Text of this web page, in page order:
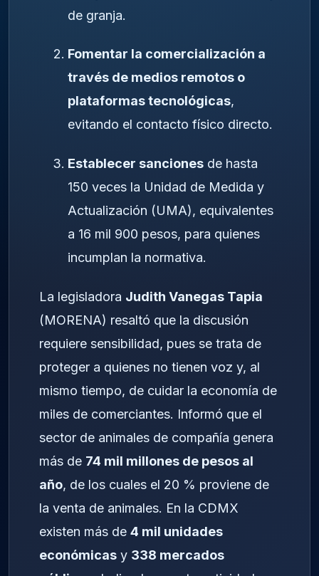
de granja.
Fomentar la comercialización a
través de medios remotos o
plataformas tecnológicas,
evitando el contacto físico directo.
Establecer sanciones de hasta
150 veces la Unidad de Medida y
Actualización (UMA), equivalentes
a 16 mil 900 pesos, para quienes
incumplan la normativa.
La legisladora Judith Vanegas Tapia
(MORENA) resaltó que la discusión
requiere sensibilidad, pues se trata de
proteger a quienes no tienen voz y, al
mismo tiempo, de cuidar la economía de
miles de comerciantes. Informó que el
sector de animales de compañía genera
más de 74 mil millones de pesos al
año, de los cuales el 20 % proviene de
la venta de animales. En la CDMX
existen más de 4 mil unidades
económicas y 338 mercados